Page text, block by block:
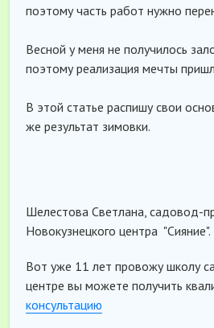
поэтому часть работ нужно
Весной у меня не получилось
поэтому реализация мечты
В этой статье распишу свои
же результат зимовки.
Шелестова Светлана, садовод-
Новокузнецкого центра "Сияние".
Вот уже 11 лет провожу школу
центре вы можете получить
консультацию